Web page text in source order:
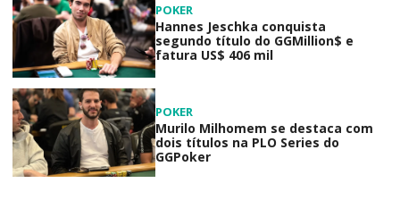
POKER
Hannes Jeschka conquista
segundo título do GGMillion$ e
fatura US$ 406 mil
POKER
Murilo Milhomem se destaca com
dois títulos na PLO Series do
GGPoker